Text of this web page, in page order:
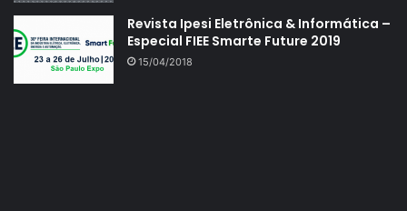
Revista Ipesi Eletrônica & Informática –
Especial FIEE Smarte Future 2019
15/04/2018